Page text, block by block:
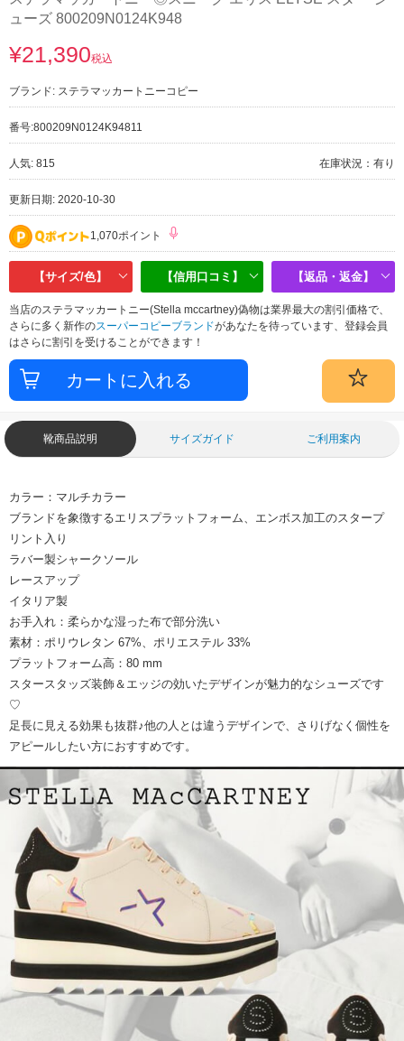
ューズ 800209N0124K948
¥21,390税込
ブランド: ステラマッカートニーコピー
番号:800209N0124K94811
人気: 815 在庫状況：有り
更新日期: 2020-10-30
1,070ポイント
【サイズ/色】 【信用口コミ】 【返品・返金】
当店のステラマッカートニー(Stella mccartney)偽物は業界最大の割引価格で、
さらに多く新作のスーパーコピーブランドがあなたを待っています、登録会員
はさらに割引を受けることができます！
靴商品説明 サイズガイド ご利用案内
カラー：マルチカラー
ブランドを象徴するエリスプラットフォーム、エンボス加工のスタープ
リント入り
ラバー製シャークソール
レースアップ
イタリア製
お手入れ：柔らかな湿った布で部分洗い
素材：ポリウレタン 67%、ポリエステル 33%
プラットフォーム高：80 mm
スタースタッズ装飾＆エッジの効いたデザインが魅力的なシューズです
♡
足長に見える効果も抜群♪他の人とは違うデザインで、さりげなく個性を
アピールしたい方におすすめです。